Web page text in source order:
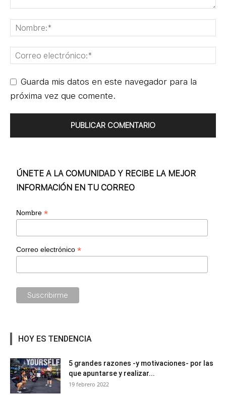
Guarda mis datos en este navegador para la
próxima vez que comente.
ÚNETE A LA COMUNIDAD Y RECIBE LA MEJOR
INFORMACIÓN EN TU CORREO
Nombre*
Correo electrónico*
HOY ES TENDENCIA
5 grandes razones -y motivaciones- por las
que apuntarse y realizar...
19 febrero 2022